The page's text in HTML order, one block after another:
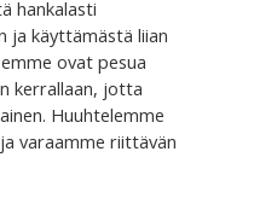
hankalasti
ja käyttämästä liian
ovat pesua
kerrallaan, jotta
Huuhtelemme
varaamme riittävän